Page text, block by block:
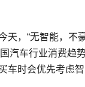
，“无智能，不
汽车行业消费趋
车时会优先考虑